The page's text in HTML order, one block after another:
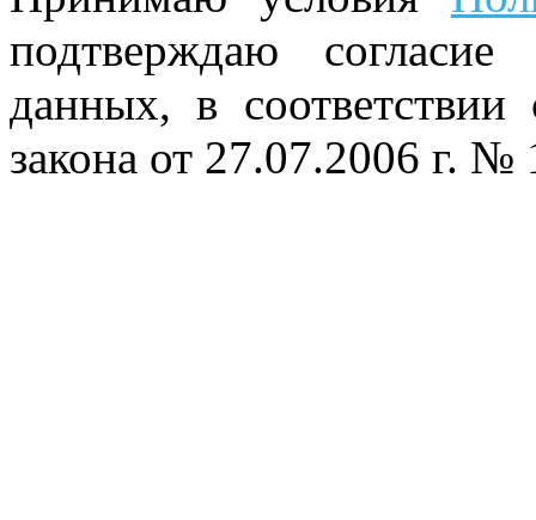
подтверждаю
данных, в
закона от 27.07.2006 г.